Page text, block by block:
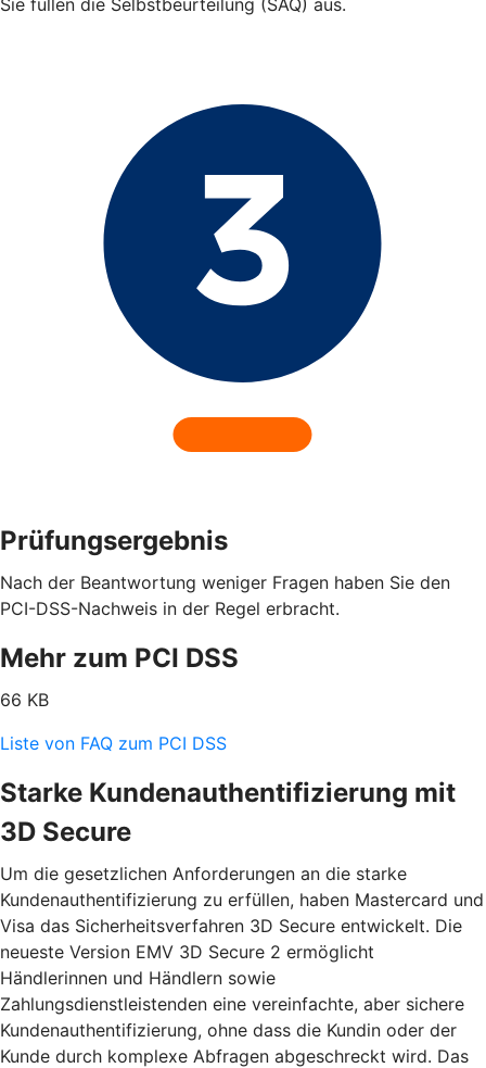
Prüfungsergebnis
Nach der Beantwortung weniger Fragen haben Sie den
PCI-DSS-Nachweis in der Regel erbracht.
Mehr zum PCI DSS
66 KB
Liste von FAQ zum PCI DSS
Starke Kundenauthentifizierung mit
3D Secure
Um die gesetzlichen Anforderungen an die starke
Kundenauthentifizierung zu erfüllen, haben Mastercard und
Visa das Sicherheitsverfahren 3D Secure entwickelt. Die
neueste Version EMV 3D Secure 2 ermöglicht
Händlerinnen und Händlern sowie
Zahlungsdienstleistenden eine vereinfachte, aber sichere
Kundenauthentifizierung, ohne dass die Kundin oder der
Kunde durch komplexe Abfragen abgeschreckt wird. Das